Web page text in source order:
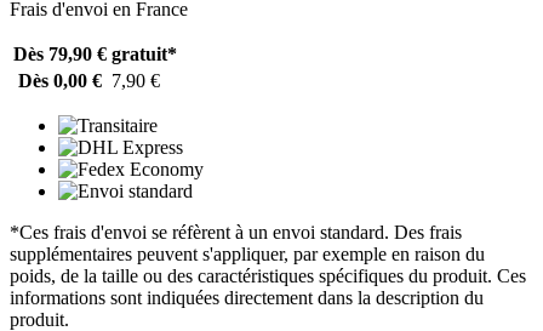
Frais d'envoi en France
Dès 79,90 € gratuit*
Dès 0,00 € 7,90 €
*Ces frais d'envoi se réfèrent à un envoi standard. Des frais
supplémentaires peuvent s'appliquer, par exemple en raison du
poids, de la taille ou des caractéristiques spécifiques du produit. Ces
informations sont indiquées directement dans la description du
produit.